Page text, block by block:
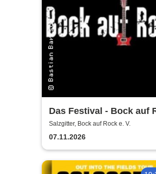
Das Festival - Bock auf
gemeinnütziger e. V.
Salzgitter, Bock auf Rock e. V.
07.11.2026